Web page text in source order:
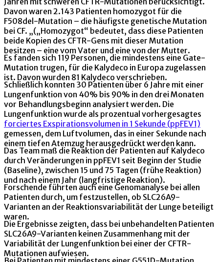
Davon waren 2.143 Patienten homozygot für die
F508del-Mutation – die häufigste genetische Mutation
bei CF. „(„Homozygot“ bedeutet, dass diese Patienten
beide Kopien des CFTR-Gens mit dieser Mutation
besitzen – eine vom Vater und eine von der Mutter.
Es fanden sich 119 Personen, die mindestens eine Gate-
Mutation trugen, für die Kalydeco in Europa zugelassen
ist. Davon wurden 81 Kalydeco verschrieben.
Schließlich konnten 30 Patienten über 6 Jahre mit einer
Lungenfunktion von 40% bis 90% in den drei Monaten
vor Behandlungsbeginn analysiert werden. Die
Lungenfunktion wurde als prozentual vorhergesagtes
forciertes Exspirationsvolumen in 1 Sekunde (ppFEV1)
gemessen, dem Luftvolumen, das in einer Sekunde nach
einem tiefen Atemzug herausgedrückt werden kann.
Das Team maß die Reaktion der Patienten auf Kalydeco
durch Veränderungen in ppFEV1 seit Beginn der Studie
(Baseline), zwischen 15 und 75 Tagen (frühe Reaktion)
und nach einem Jahr (langfristige Reaktion).
Forschende führten auch eine Genomanalyse bei allen
Patienten durch, um festzustellen, ob SLC26A9-
Varianten an der Reaktionsvariabilität der Lunge beteiligt
waren.
Die Ergebnisse zeigten, dass bei unbehandelten Patienten
SLC26A9-Varianten keinen Zusammenhang mit der
Variabilität der Lungenfunktion bei einer der CFTR-
Mutationen aufwiesen.